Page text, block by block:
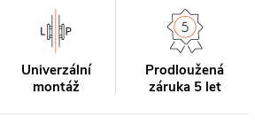
Univerzální
montáž
Prodloužená
záruka 5 let